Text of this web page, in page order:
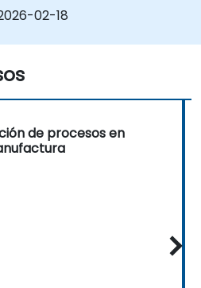
02-18
de procesos en